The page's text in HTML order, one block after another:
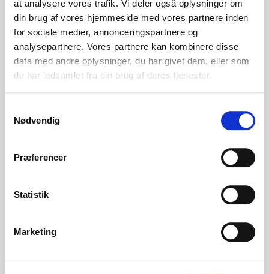
at analysere vores trafik. Vi deler også oplysninger om
din brug af vores hjemmeside med vores partnere inden
for sociale medier, annonceringspartnere og
analysepartnere. Vores partnere kan kombinere disse
data med andre oplysninger, du har givet dem, eller som
de har indsamlet fra din brug af deres tjenester.
Nødvendig
Præferencer
Statistik
Marketing
Adgangskrav
Ingen
Undervisningstidspunkt
Pris
0